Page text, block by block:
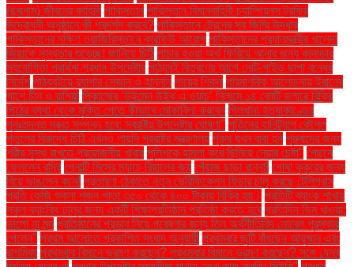
(ছদ্মনাম) জীবনের কাহিনি পাকিস্তান পাকিস্তান বিমানবাহিনী চ্যাম্পিয়নস ট্রফির
উদ্বোধনী অনুষ্ঠানে কী প্রদর্শন করবে? পাকিস্তানে ট্রেনের সব জিম্মি উদ্ধার
পাকিস্তানের দক্ষিণ ওয়াজিরিস্তানে কারফিউ আরোপ পাকিস্তানের প্রধানমন্ত্রীর খালেদা
জিয়াকে সুস্থতার শুভেচ্ছা জানিয়ে চিঠি পাচার হওয়া অর্থ ফিরিয়ে আনার জন্য কানাডার
সহযোগিতা প্রার্থনা প্রধান উপদেষ্টার পাঠ্যবই বিতরণের আগে নোট-গাইড ছাপা বন্ধের
নির্দেশ পাঠ্যবইয়ে র‍্যাপার সেজান ও হান্নান পায়ের শিকল পারমাণবিক আলোচনায় ইরানের
পাশে চীন ও রাশিয়া পিকাসোর ‘উইমেন উইথ এ ওয়াচ’ নিলামে ১৪ কোটি ডলারে বিক্রি
পিঠের ব্যথা থেকে মুক্তি পেতে কীভাবে মোকাবিলা করবেন পিলখানা হত্যাকাণ্ডের
পুনঃতদন্ত দ্রুত সম্পন্ন হবে: স্বরাষ্ট্র উপদেষ্টার ঘোষণা" পুতিনের হানিট্র্যাপ কৌশল
পুতুলের বিরুদ্ধে চিঠি এখনও পায়নি পররাষ্ট্র মন্ত্রণালয় পুরুষ যখন বাবা হন পুরুষদের জন্য
শরীর সুস্থ রাখতে প্রয়োজনীয় খাবার পুলিশকে হামলা করে ছিনিয়ে নেয়ার চেষ্টা" পেছনে
ফেললেন রদ্রি পেনাল্টি মিসের ম্যাচে রিয়ালের জয় পেঁয়াজ ছাড়া রান্না! পোষা কুকুরের জন্য
বিয়ে ভাঙলেন কনে! প্রতারণা ঠেকাতে নতুন ভেরিফিকেশন ফিচার চালু করছে টেলিগ্রাম
প্রতি কেজি শুকনা শজন পাতা ৩৫০ থেকে ৪০০ টাকায় বিক্রি হয়। প্রতিটি ব্যাংক শাখায়
স্কুল ব্যাংকিং চালুর জন্য একটি শিক্ষাপ্রতিষ্ঠান প্রতিষ্ঠা করতে হবে প্রতিদিন ডিম খাওয়া:
ভালো না মন্দ প্রতিষ্ঠানের প্রভাব নিয়ে গবেষণার জন্য তিন অর্থনীতিবিদ নোবেল পুরস্কার
পেলেন" প্রথম আলোতে প্রকাশিত সংবাদ অনুযায়ী প্রথমবার জুটি বাঁধছেন আয়ুষ্মান এবং
রাশমিকা প্রথমবার বিমানে ভ্রমণ করছেন? প্রথমবার বিমানে ভ্রমণ করছেন? সঙ্গে যেসব